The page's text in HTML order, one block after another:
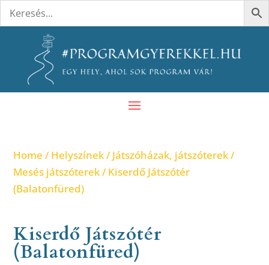
Home /Helyszínek/Játszóházak, játszóterek/
Mesés játszóterek/ Kiserdő Játszótér
(Balatonfüred)
Kiserdő Játszótér
(Balatonfüred)